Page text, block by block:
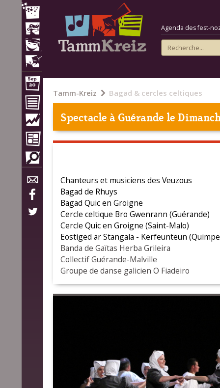
Agenda des fest-
Tamm-Kreiz Bagad & cercles celtiques
Spectacle àGuérande le
Chanteurs et musiciens des Veuzous
Bagad de Rhuys
Bagad Quic en Groigne
Cercle celtique Bro Gwenrann (Guérande)
Cercle Quic en Groigne (Saint-Malo)
Eostiged ar Stangala - Kerfeunteun
Banda de Gaïtas Herba Grileira
Collectif Guérande-Malville
Groupe de danse galicien O Fiadeiro